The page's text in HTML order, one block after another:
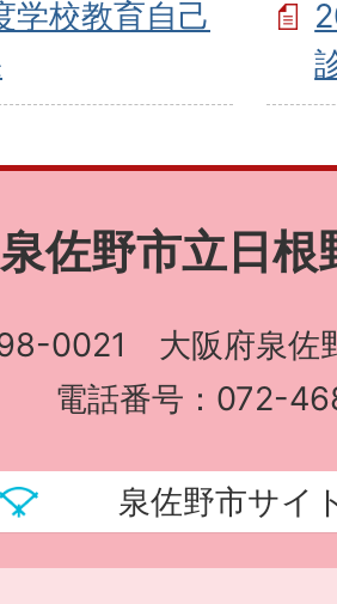
学校教育自己
泉佐野市立日根
0021 大阪府泉佐
電話番号：072-
泉佐野市サイ